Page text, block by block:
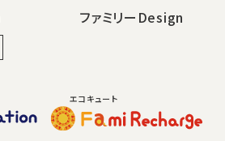
ファミリーDesign
エコキュート